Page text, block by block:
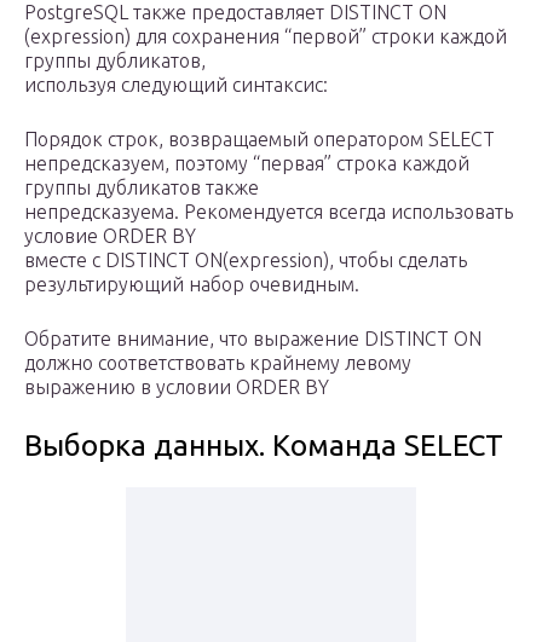
PostgreSQL также предоставляет DISTINCT ON
(expression) для сохранения “первой” строки каждой
группы дубликатов,
используя следующий синтаксис:
Порядок строк, возвращаемый оператором SELECT
непредсказуем, поэтому “первая” строка каждой
группы дубликатов также
непредсказуема. Рекомендуется всегда использовать
условие ORDER BY
вместе с DISTINCT ON(expression), чтобы сделать
результирующий набор очевидным.
Обратите внимание, что выражение DISTINCT ON
должно соответствовать крайнему левому
выражению в условии ORDER BY
Выборка данных. Команда SELECT